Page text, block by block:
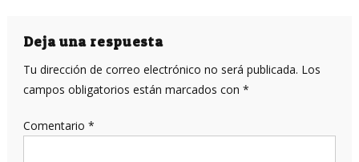
Deja una respuesta
Tu dirección de correo electrónico no será publicada. Los
campos obligatorios están marcados con *
Comentario *